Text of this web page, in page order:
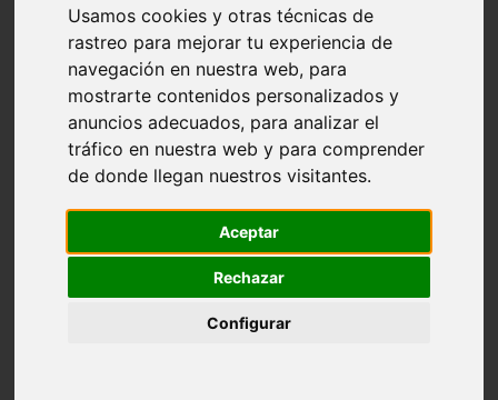
Usamos cookies y otras técnicas de
rastreo para mejorar tu experiencia de
navegación en nuestra web, para
mostrarte contenidos personalizados y
anuncios adecuados, para analizar el
tráfico en nuestra web y para comprender
de donde llegan nuestros visitantes.
Aceptar
Rechazar
Configurar
Málaga - marbella
Asturias - gijón
Girona - figueres
Alicante - santa-pola
Almería - roquetas-de-mar
Girona - tossa-de-mar
Barcelona - sant-cugat-del-vallès
Alicante - l39alfàs-del-pi
Barcelona - vilanova-i-la-geltrú
Castellón - peñíscola
Illes-balears - sant-josep-de-sa-talaia